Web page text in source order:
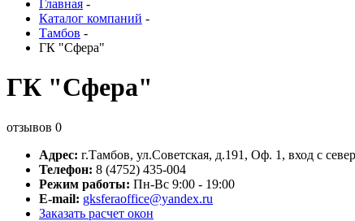
Главная -
Каталог компаний -
Тамбов -
ГК "Сфера"
ГК "Сфера"
отзывов 0
Адрес: г.Тамбов, ул.Советская, д.191 , Оф. 1, вход с
Телефон: 8 (4752) 435-004
Режим работы: Пн-Вс 9:00 - 19:00
E-mail: gksferaoffice@yandex.ru
Заказать расчет окон